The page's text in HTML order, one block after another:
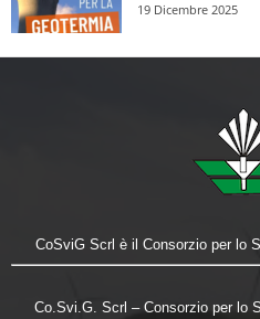
19 Dicembre 2025
CoSviG Scrl è il Consorzio per lo
Co.Svi.G. Scrl – Consorzio per lo